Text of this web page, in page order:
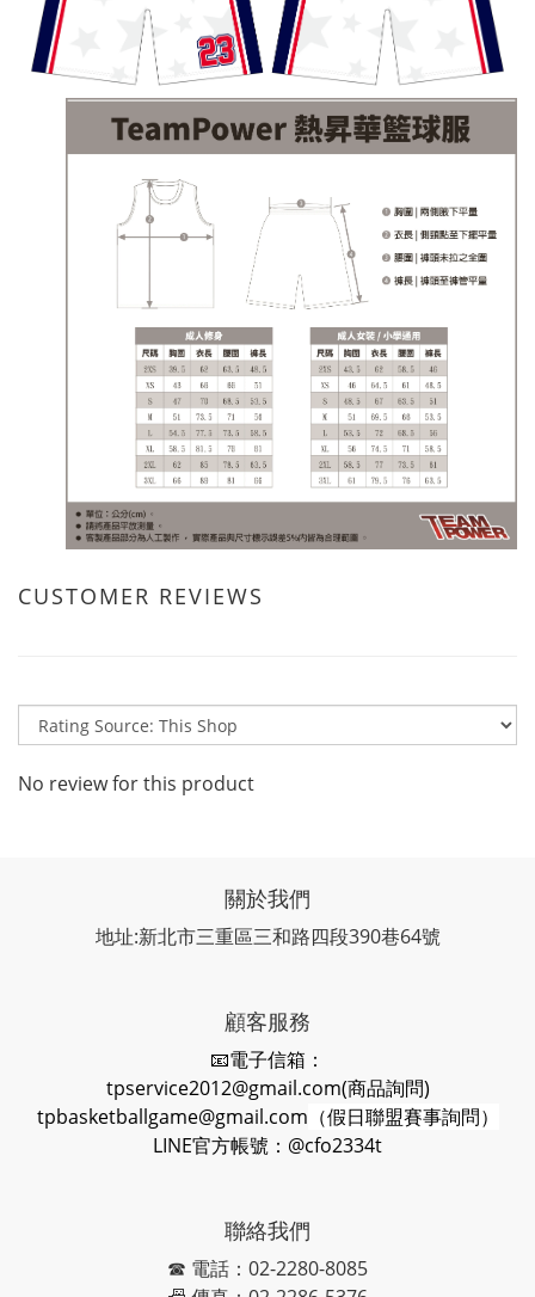
CUSTOMER REVIEWS
No review for this product
關於我們
地址:新北市三重區三和路四段390巷64號
顧客服務
📧電子信箱：
tpservice2012@gmail.com(商品詢問)
tpbasketballgame@gmail.com （假日聯盟賽事詢問）
LINE官方帳號：@cfo2334t
聯絡我們
☎ 電話：02-2280-8085